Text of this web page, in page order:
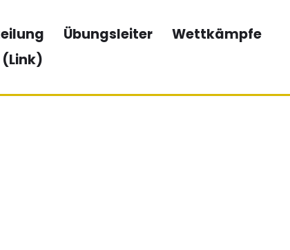
Übungsleiter
Wettkämpfe